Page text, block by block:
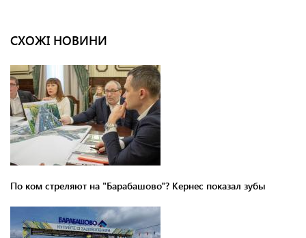
СХОЖІ НОВИНИ
По ком стреляют на "Барабашово"? Кернес показал зубы